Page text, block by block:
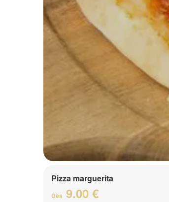
Pizza marguerita
Dès 9.00 €